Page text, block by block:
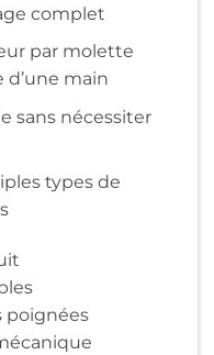
complet
par molette
main
sans nécessiter
types de
poignées